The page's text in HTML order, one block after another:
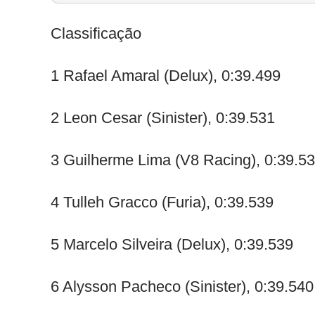
Classificação
1 Rafael Amaral (Delux), 0:39.499
2 Leon Cesar (Sinister), 0:39.531
3 Guilherme Lima (V8 Racing),
4 Tulleh Gracco (Furia), 0:39.539
5 Marcelo Silveira (Delux), 0:39.539
6 Alysson Pacheco (Sinister), 0:39.540